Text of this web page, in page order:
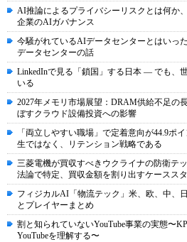
AI推論によるプライバシーリスクとは何か
企業のAIガバナンス
今騒がれているAIデータセンターとはい
データセンターの話
LinkedInで見る「鎖国」する日本 ― でも、
いる
2027年メモリ市場展望：DRAM供給不足の
ぼすクラウド設備投資への影響
「両立しやすい職場」で定着意向が44.9ポ
生ではなく、リテンション戦略である
三菱電機が買収すべきウクライナの防衛テ
法論で特定、買収金額を割り出すケースス
フィジカルAI「物流テック」米、欧、中、
とプレイヤーまとめ
割と知られていないYouTube事業の実態〜
YouTubeを理解する〜